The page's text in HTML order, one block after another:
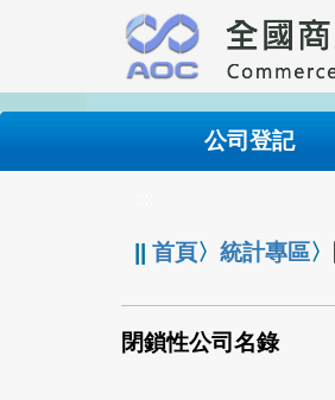
要
內
公司登記
||首頁〉統計專區〉
閉鎖性公司名錄